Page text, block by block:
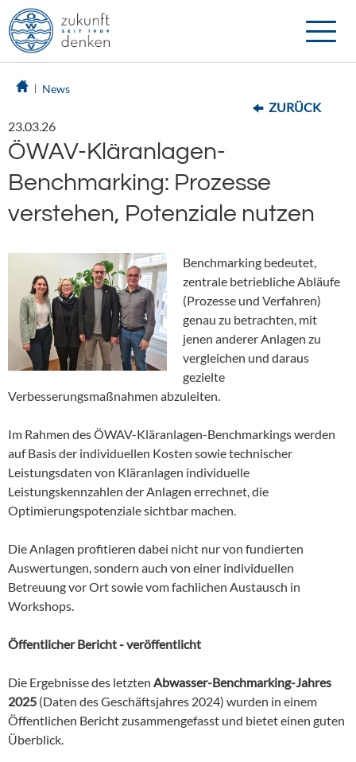
Toggle
News
ZURÜCK
23.03.26
ÖWAV-Kläranlagen-
Benchmarking: Prozesse
verstehen, Potenziale nutzen
Benchmarking bedeutet,
zentrale betriebliche Abläufe
(Prozesse und Verfahren)
genau zu betrachten, mit
jenen anderer Anlagen zu
vergleichen und daraus
gezielte
Verbesserungsmaßnahmen abzuleiten.
Im Rahmen des ÖWAV-Kläranlagen-Benchmarkings werden
auf Basis der individuellen Kosten sowie technischer
Leistungsdaten von Kläranlagen individuelle
Leistungskennzahlen der Anlagen errechnet, die
Optimierungspotenziale sichtbar machen.
Die Anlagen profitieren dabei nicht nur von fundierten
Auswertungen, sondern auch von einer individuellen
Betreuung vor Ort sowie vom fachlichen Austausch in
Workshops.
Öffentlicher Bericht - veröffentlicht
Die Ergebnisse des letzten Abwasser-Benchmarking-Jahres
2025 (Daten des Geschäftsjahres 2024) wurden in einem
Öffentlichen Bericht zusammengefasst und bietet einen guten
Überblick.